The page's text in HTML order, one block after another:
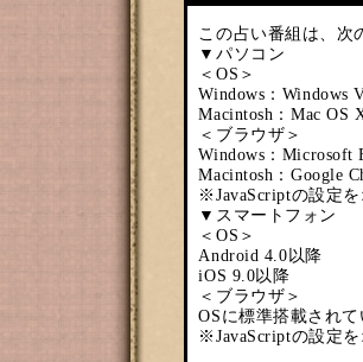
この占い番組は、次
▼パソコン
＜OS＞
Windows：Windows
Macintosh：Mac OS
＜ブラウザ＞
Windows：Microsoft
Macintosh：Google
※JavaScriptの設定
▼スマートフォン
＜OS＞
Android 4.0以降
iOS 9.0以降
＜ブラウザ＞
OSに標準搭載されて
※JavaScriptの設定